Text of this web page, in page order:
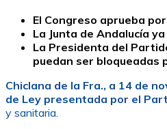
El Congreso aprueba
La Junta de Andalucía
La Presidenta del
puedan ser bloqueadas
Chiclana de la Fra., a 14 de
de Ley presentada por el
y sanitaria.